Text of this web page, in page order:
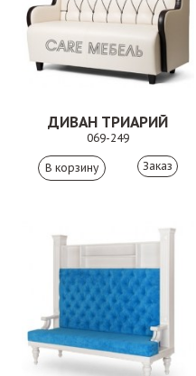
ДИВАН ТРИАРИЙ
069-249
Заказ